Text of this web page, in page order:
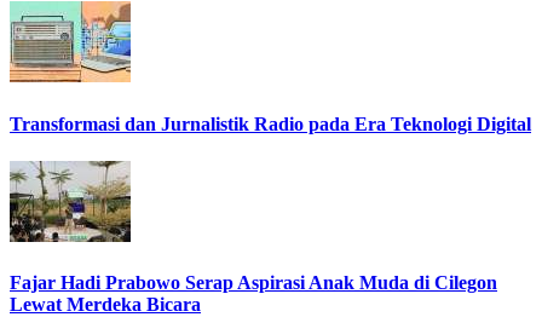
Transformasi dan Jurnalistik Radio pada Era Teknologi Digital
Fajar Hadi Prabowo Serap Aspirasi Anak Muda di Cilegon
Lewat Merdeka Bicara